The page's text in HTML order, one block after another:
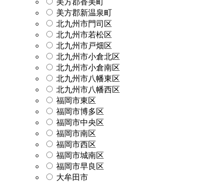
美方郡新温泉町
北九州市門司区
北九州市若松区
北九州市戸畑区
北九州市小倉北区
北九州市小倉南区
北九州市八幡東区
北九州市八幡西区
福岡市東区
福岡市博多区
福岡市中央区
福岡市南区
福岡市西区
福岡市城南区
福岡市早良区
大牟田市